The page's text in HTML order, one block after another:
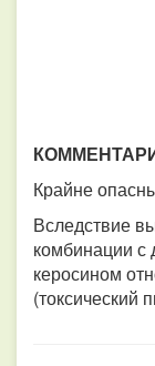
Крайне
Вследствие
комбинации с
керосином
(токсический